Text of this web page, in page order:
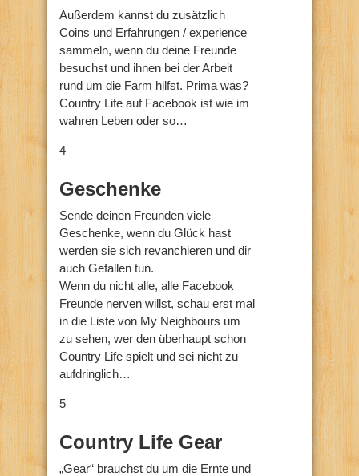
Außerdem kannst du zusätzlich
Coins und Erfahrungen / experience
sammeln, wenn du deine Freunde
besuchst und ihnen bei der Arbeit
rund um die Farm hilfst. Prima was?
Country Life auf Facebook ist wie im
wahren Leben oder so…
4
Geschenke
Sende deinen Freunden viele
Geschenke, wenn du Glück hast
werden sie sich revanchieren und dir
auch Gefallen tun.
Wenn du nicht alle, alle Facebook
Freunde nerven willst, schau erst mal
in die Liste von My Neighbours um
zu sehen, wer den überhaupt schon
Country Life spielt und sei nicht zu
aufdringlich…
5
Country Life Gear
„Gear“ brauchst du um die Ernte und